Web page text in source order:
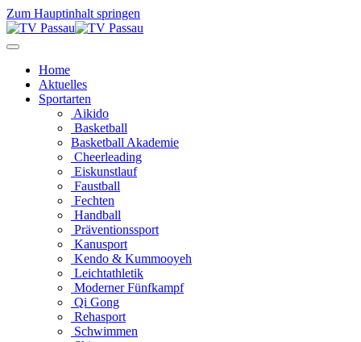
Zum Hauptinhalt springen
Home
Aktuelles
Sportarten
Aikido
Basketball
Basketball Akademie
Cheerleading
Eiskunstlauf
Faustball
Fechten
Handball
Präventionssport
Kanusport
Kendo & Kummooyeh
Leichtathletik
Moderner Fünfkampf
Qi Gong
Rehasport
Schwimmen